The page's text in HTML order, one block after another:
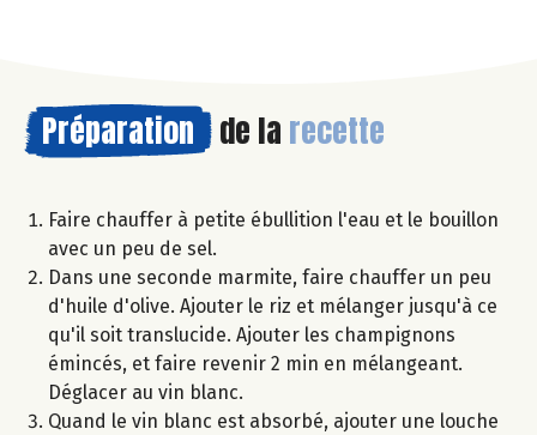
Préparation de la recette
Faire chauffer à petite ébullition l'eau et le bouillon
avec un peu de sel.
Dans une seconde marmite, faire chauffer un peu
d'huile d'olive. Ajouter le riz et mélanger jusqu'à ce
qu'il soit translucide. Ajouter les champignons
émincés, et faire revenir 2 min en mélangeant.
Déglacer au vin blanc.
Quand le vin blanc est absorbé, ajouter une louche